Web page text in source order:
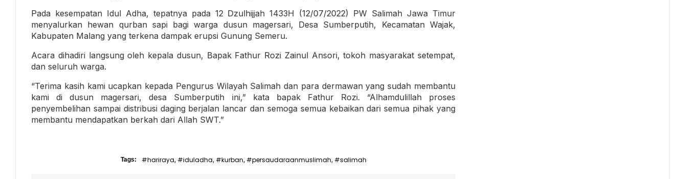
Pada kesempatan Idul Adha, tepatnya pada 12 Dzulhijjah 1433H (12/07/2022) PW Salimah Jawa Timur
menyalurkan hewan qurban sapi bagi warga dusun magersari, Desa Sumberputih, Kecamatan Wajak,
Kabupaten Malang yang terkena dampak erupsi Gunung Semeru.
Acara dihadiri langsung oleh kepala dusun, Bapak Fathur Rozi Zainul Ansori, tokoh masyarakat setempat,
dan seluruh warga.
“Terima kasih kami ucapkan kepada Pengurus Wilayah Salimah dan para dermawan yang sudah membantu
kami di dusun magersari, desa Sumberputih ini,” kata bapak Fathur Rozi. “Alhamdulillah proses
penyembelihan sampai distribusi daging berjalan lancar dan semoga semua kebaikan dari semua pihak yang
membantu mendapatkan berkah dari Allah SWT.”
Tags: #hariraya, #iduladha, #kurban, #persaudaraanmuslimah, #salimah